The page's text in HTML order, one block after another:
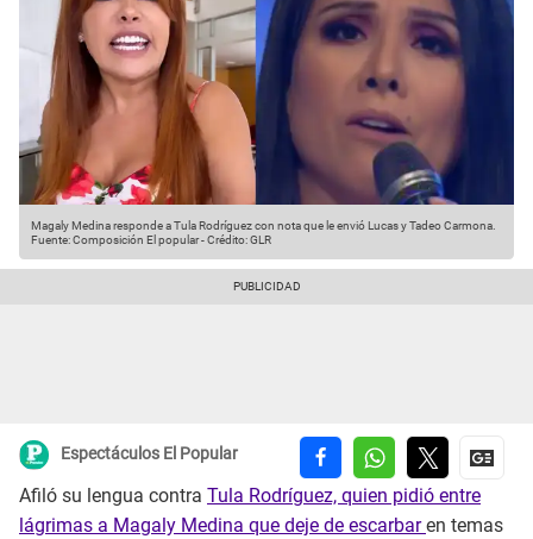
Magaly Medina responde a Tula Rodríguez con nota que le envió Lucas y Tadeo Carmona.
Fuente: Composición El popular-Crédito: GLR
Espectáculos El Popular
Afiló su lengua contra Tula Rodríguez, quien pidió entre
lágrimas a Magaly Medina que deje de escarbaren temas